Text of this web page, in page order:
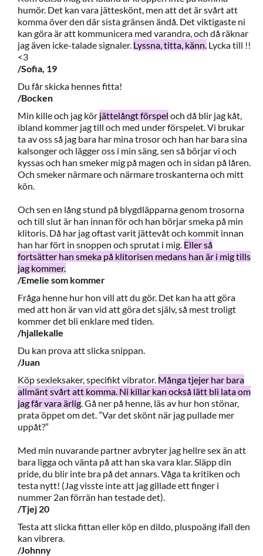
humör. Det kan vara jätteskönt, men att det är svårt att
komma över den där sista gränsen ändå. Det viktigaste ni
kan göra är att kommunicera med varandra, och då räknar
jag även icke-talade signaler. Lyssna, titta, känn. Lycka till !!
<3
/Sofia, 19
Du får skicka hennes fitta!
/Bocken
Min kille och jag kör jättelångt förspel och då blir jag kåt,
ibland kommer jag till och med under förspelet. Vi brukar
ta av oss så jag bara har mina trosor och han har bara sina
kalsonger och lägger oss i min säng, sen så börjar vi och
kyssas och han smeker mig på magen och in sidan på låren.
Och smeker närmare och närmare troskanterna och mitt
kön.
Och sen en lång stund på blygdläpparna genom trosorna
och till slut är han innan för och han börjar smeka på min
klitoris. Då har jag oftast varit jättevåt och kommit innan
han har fört in snoppen och sprutat i mig. Eller så
fortsätter han smeka på klitorisen medans han är i mig tills
jag kommer.
/Emelie som kommer
Fråga henne hur hon vill att du gör. Det kan ha att göra
med att hon är van vid att göra det själv, så mest troligt
kommer det bli enklare med tiden.
/hjallekalle
Du kan prova att slicka snippan.
/Juan
Köp sexleksaker, specifikt vibrator. Många tjejer har bara
allmänt svårt att komma. Ni killar kan också lätt bli lata om
jag får vara ärlig. Gå ner på henne, läs av hur hon stönar,
prata öppet om det. ”Var det skönt när jag pullade mer
uppåt?”
Med min nuvarande partner avbryter jag hellre sex än att
bara ligga och vänta på att han ska vara klar. Släpp din
pride, du blir inte bra på det annars. Våga ta kritiken och
testa nytt! (Jag visste inte att jag gillade ett finger i
nummer 2an förrän han testade det).
/Tjej 20
Testa att slicka fittan eller köp en dildo, pluspoäng ifall den
kan vibrera.
/Johnny